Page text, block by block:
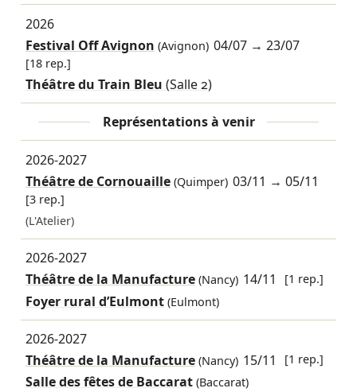
2026
Festival Off Avignon (Avignon) 04/07 →23/07
[18 rep.]
Théâtre du Train Bleu (Salle 2)
Représentations à venir
2026-2027
Théâtre de Cornouaille(Quimper) 03/11 →05/11
[3 rep.]
(L'Atelier)
2026-2027
Théâtre de la Manufacture(Nancy) 14/11 [1 rep.]
Foyer rural d’Eulmont (Eulmont)
2026-2027
Théâtre de la Manufacture(Nancy) 15/11 [1 rep.]
Salle des fêtes de Baccarat (Baccarat)